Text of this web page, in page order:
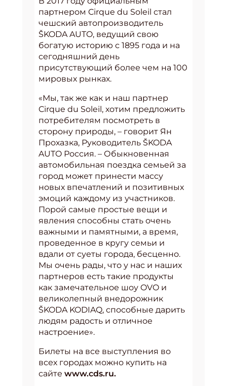
партнером Cirque du Soleil стал
чешский автопроизводитель
ŠKODA AUTO, ведущий свою
богатую историю с 1895 года и на
сегодняшний день
присутствующий более чем на 100
мировых рынках.
«Мы, так же как и наш партнер
Cirque du Soleil, хотим предложить
потребителям посмотреть в
сторону природы, – говорит Ян
Прохазка, Руководитель ŠKODA
AUTO Россия. – Обыкновенная
автомобильная поездка семьей за
город может принести массу
новых впечатлений и позитивных
эмоций каждому из участников.
Порой самые простые вещи и
явления способны стать очень
важными и памятными, а время,
проведенное в кругу семьи и
вдали от суеты города, бесценно.
Мы очень рады, что у нас и наших
партнеров есть такие продукты
как замечательное шоу OVO и
великолепный внедорожник
ŠKODA KODIAQ, способные дарить
людям радость и отличное
настроение».
Билеты на все выступления во
всех городах можно купить на
сайте www.cds.ru.